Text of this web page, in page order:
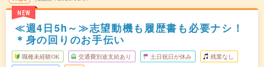
NEW
≪週4日5h～≫志望動機も履歴書も必要ナシ！
＊身の回りのお手伝い
職種未経験OK 交通費別途支給あり 土日祝日が休み 残業なし